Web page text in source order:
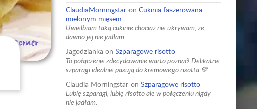
ClaudiaMorningstar on Cukinia faszerowana
mielonym mięsem
Uwielbiam taką cukinie chociaz nie ukrywam, ze
dawno jej nie jadłam.
Jagodzianka on Szparagowe risotto
To połączenie zdecydowanie warto poznać! Delikatne
szparagi idealnie pasują do kremowego risotta 💚
Claudia Morningstar on Szparagowe risotto
Lubię szparagi, lubię risotto ale w połączeniu nigdy
nie jadłam.